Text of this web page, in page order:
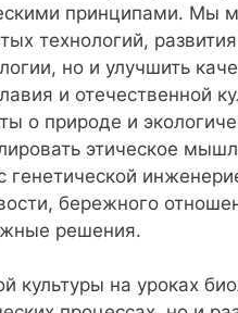
принципами. Мы
технологий,
но и улучшить
и отечественной
природе и
этическое
генетической
бережного
решения.
культуры на уроках